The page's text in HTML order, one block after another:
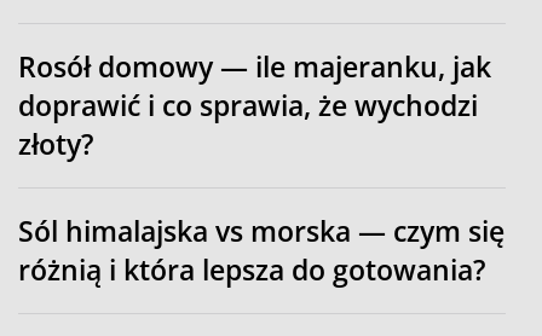
Rosół domowy — ile majeranku, jak
doprawić i co sprawia, że wychodzi
złoty?
Sól himalajska vs morska — czym się
różnią i która lepsza do gotowania?